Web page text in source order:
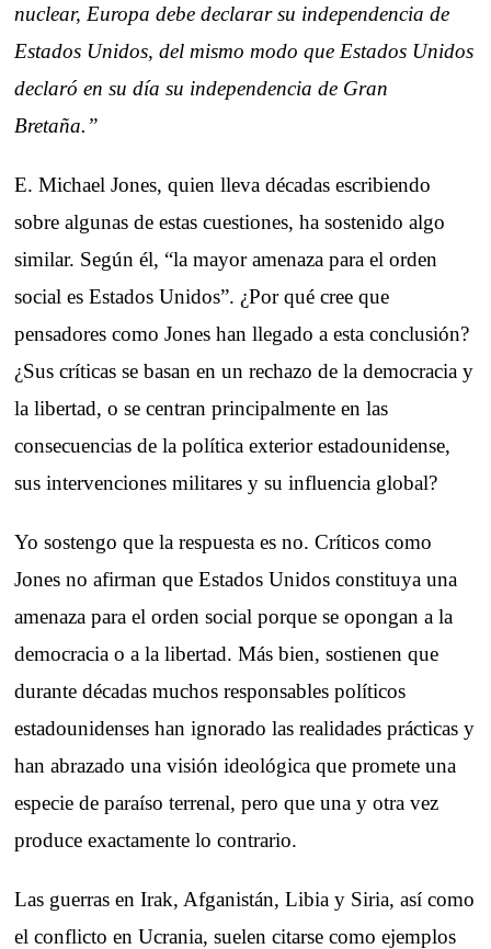
nuclear, Europa debe declarar su independencia de
Estados Unidos, del mismo modo que Estados Unidos
declaró en su día su independencia de Gran
Bretaña.”
E. Michael Jones, quien lleva décadas escribiendo
sobre algunas de estas cuestiones, ha sostenido algo
similar. Según él, “la mayor amenaza para el orden
social es Estados Unidos”. ¿Por qué cree que
pensadores como Jones han llegado a esta conclusión?
¿Sus críticas se basan en un rechazo de la democracia y
la libertad, o se centran principalmente en las
consecuencias de la política exterior estadounidense,
sus intervenciones militares y su influencia global?
Yo sostengo que la respuesta es no. Críticos como
Jones no afirman que Estados Unidos constituya una
amenaza para el orden social porque se opongan a la
democracia o a la libertad. Más bien, sostienen que
durante décadas muchos responsables políticos
estadounidenses han ignorado las realidades prácticas y
han abrazado una visión ideológica que promete una
especie de paraíso terrenal, pero que una y otra vez
produce exactamente lo contrario.
Las guerras en Irak, Afganistán, Libia y Siria, así como
el conflicto en Ucrania, suelen citarse como ejemplos